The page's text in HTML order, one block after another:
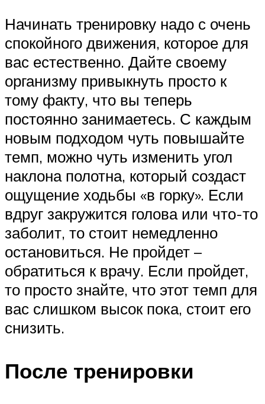
Начинать тренировку надо с очень
спокойного движения, которое для
вас естественно. Дайте своему
организму привыкнуть просто к
тому факту, что вы теперь
постоянно занимаетесь. С каждым
новым подходом чуть повышайте
темп, можно чуть изменить угол
наклона полотна, который создаст
ощущение ходьбы «в горку». Если
вдруг закружится голова или что-то
заболит, то стоит немедленно
остановиться. Не пройдет –
обратиться к врачу. Если пройдет,
то просто знайте, что этот темп для
вас слишком высок пока, стоит его
снизить.
После тренировки